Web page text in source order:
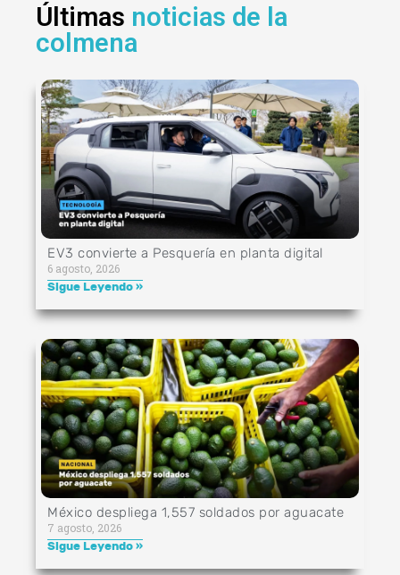
Últimas noticias de la
colmena
EV3 convierte a Pesquería en planta digital
6 agosto, 2026
Sigue Leyendo »
México despliega 1,557 soldados por aguacate
7 agosto, 2026
Sigue Leyendo »